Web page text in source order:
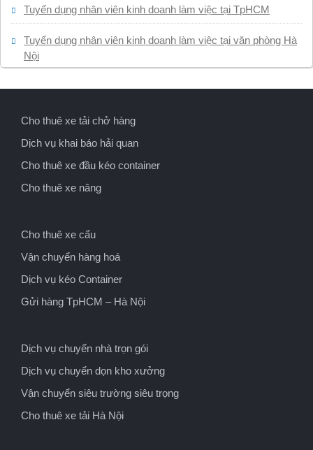
Tuyển dụng nhân viên kinh doanh làm việc tại TpHCM
Tuyển dụng nhân viên kinh doanh làm việc tại văn phòng Hà
Nội
Cho thuê xe tải chở hàng
Dịch vụ khai báo hải quan
Cho thuê xe đầu kéo container
Cho thuê xe nâng
Cho thuê xe cẩu
Vận chuyển hàng hoá
Dịch vụ kéo Container
Gửi hàng TpHCM – Hà Nội
Dịch vụ chuyển nhà trọn gói
Dịch vụ chuyển dọn kho xưởng
Vận chuyển siêu trường siêu trọng
Cho thuê xe tải Hà Nội